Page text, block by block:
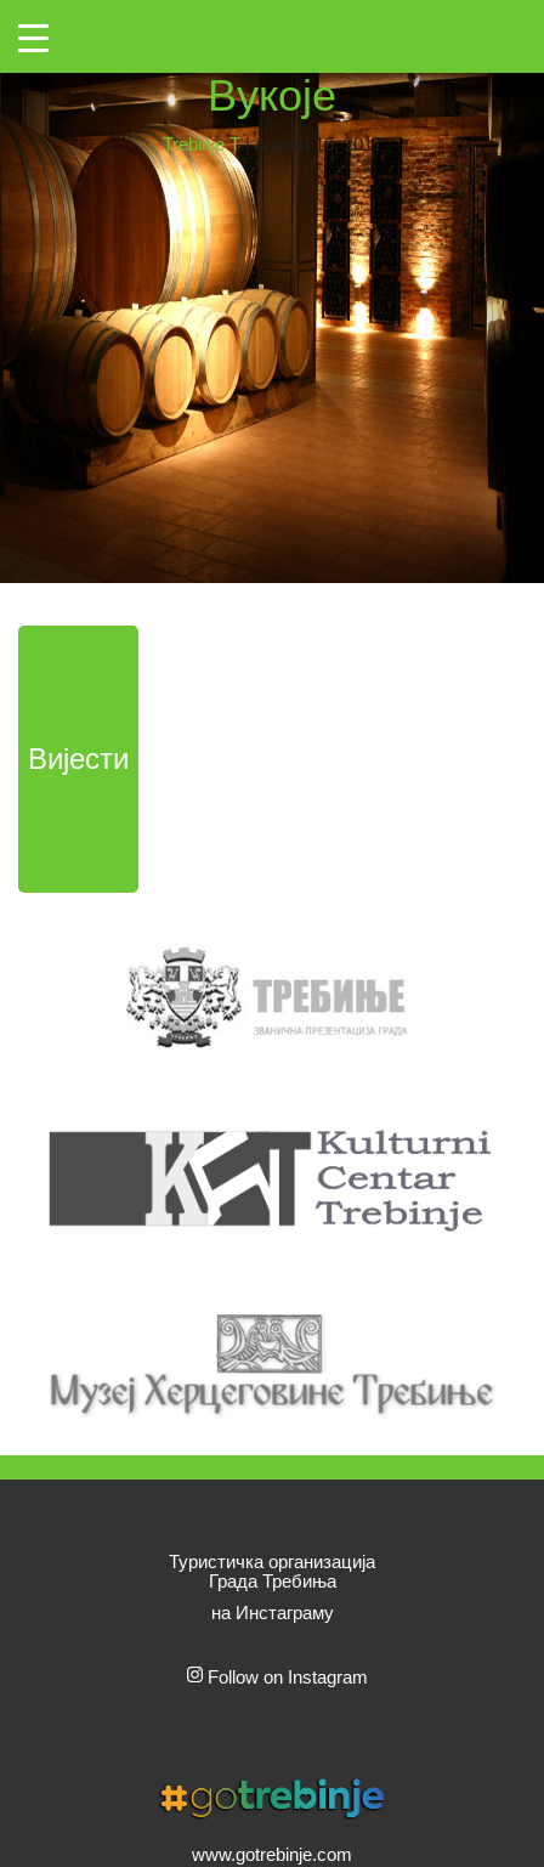
Toggle
Вукоје
Trebinje T |August 16, 2017
Вијести
Туристичка организација
Града Требиња
на Инстаграму
Follow on Instagram
www.gotrebinje.com